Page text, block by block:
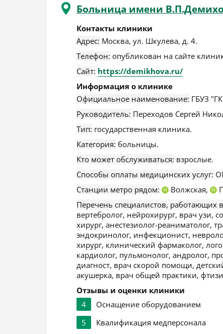
Больница имени
Контакты клиники
Адрес: Москва, ул. Шкулева, д. 4.
Телефон: опубликован на сайте
Сайт: https://demikhova.ru/
Информация о клинике
Официальное наименование: ГБУЗ
Руководитель: Переходов Сергей
Тип: государственная клиника.
Категория: больницы.
Кто может обслуживаться: взрослые.
Способы оплаты медицинских услуг:
Станции метро рядом:
М Волжская, М
Перечень специалистов, работающих
вертебролог, нейрохирург, врач узи,
хирург, анестезиолог-реаниматолог,
эндокринолог, инфекционист,
хирург, клинический фармаколог,
кардиолог, пульмонолог, андролог,
диагност, врач скорой помощи,
акушерка, врач общей практики,
Отзывы и оценки клиники
4
Оснащение оборудованием
5
Квалификация медперсонала